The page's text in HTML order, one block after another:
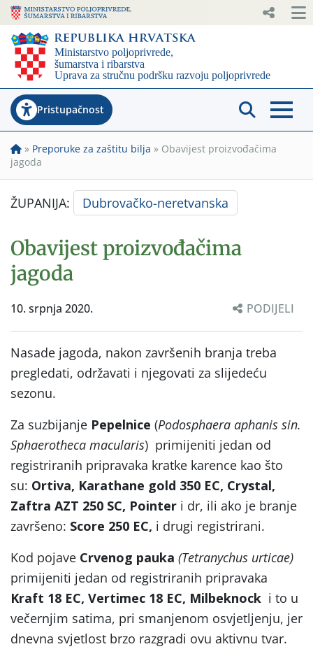
Pristupačnost
» Preporuke za zaštitu bilja » Obavijest proizvođačima
jagoda
ŽUPANIJA: Dubrovačko-neretvanska
Obavijest proizvođačima
jagoda
10. srpnja 2020. PODIJELI
Nasade jagoda, nakon završenih branja treba
pregledati, održavati i njegovati za slijedeću
sezonu.
Za suzbijanje Pepelnice (Podosphaera aphanis sin.
Sphaerotheca macularis) primijeniti jedan od
registriranih pripravaka kratke karence kao što
su: Ortiva, Karathane gold 350 EC, Crystal,
Zaftra AZT 250 SC, Pointer i dr, ili ako je branje
završeno: Score 250 EC, i drugi registrirani.
Kod pojave Crvenog pauka (Tetranychus urticae)
primijeniti jedan od registriranih pripravaka
Kraft 18 EC, Vertimec 18 EC, Milbeknock i to u
večernjim satima, pri smanjenom osvjetljenju, jer
dnevna svjetlost brzo razgradi ovu aktivnu tvar.